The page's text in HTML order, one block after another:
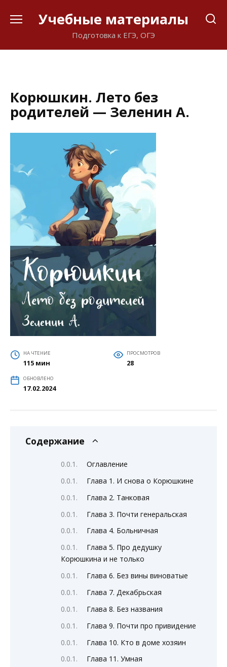
Учебные материалы
Подготовка к ЕГЭ, ОГЭ
Корюшкин. Лето без
родителей — Зеленин А.
НА ЧТЕНИЕ
115 мин
ПРОСМОТРОВ
28
ОБНОВЛЕНО
17.02.2024
Содержание
Оглавление
Глава 1. И снова о Корюшкине
Глава 2. Танковая
Глава 3. Почти генеральская
Глава 4. Больничная
Глава 5. Про дедушку
Корюшкина и не только
Глава 6. Без вины виноватые
Глава 7. Декабрьская
Глава 8. Без названия
Глава 9. Почти про привидение
Глава 10. Кто в доме хозяин
Глава 11. Умная